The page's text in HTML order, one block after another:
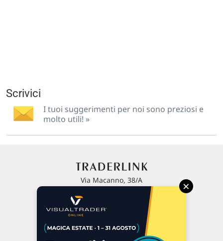
Scrivici
I tuoi suggerimenti per noi sono preziosi e
molto utili! »
Via Macanno, 38/A
P.IVA 02 452 460 401
Chi siamo
×